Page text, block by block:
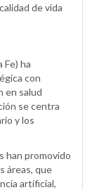
de vida
Fe) ha
con
en salud
se centra
y los
han promovido
áreas, que
artificial,